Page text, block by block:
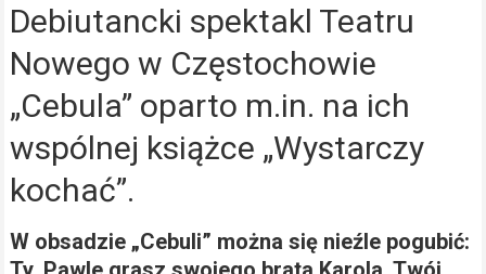
Debiutancki spektakl Teatru
Nowego w Częstochowie
„Cebula” oparto m.in. na ich
wspólnej książce „Wystarczy
kochać”.
W obsadzie „Cebuli” można się nieźle pogubić: